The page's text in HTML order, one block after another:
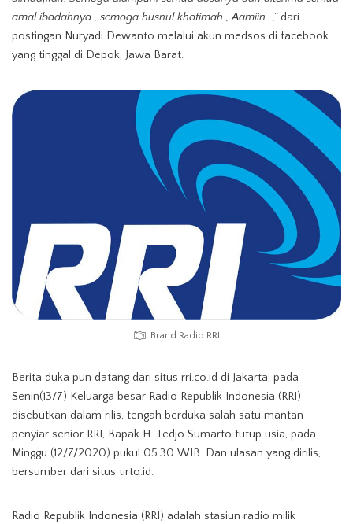
amal ibadahnya , semoga husnul khotimah , Aamiin…,”dari
postingan Nuryadi Dewanto melalui akun medsos di facebook
yang tinggal di Depok, Jawa Barat.
Brand Radio RRI
Berita duka pun datang dari situs rri.co.id di Jakarta, pada
Senin(13/7) Keluarga besar Radio Republik Indonesia (RRI)
disebutkan dalam rilis, tengah berduka salah satu mantan
penyiar senior RRI, Bapak H. Tedjo Sumarto tutup usia, pada
Minggu (12/7/2020) pukul 05.30 WIB. Dan ulasan yang dirilis,
bersumber dari situs tirto.id.
Radio Republik Indonesia (RRI) adalah stasiun radio milik